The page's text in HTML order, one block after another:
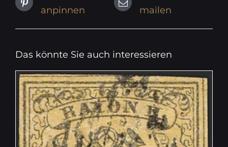
anpinnen
mailen
Das könnte Sie auch interessieren